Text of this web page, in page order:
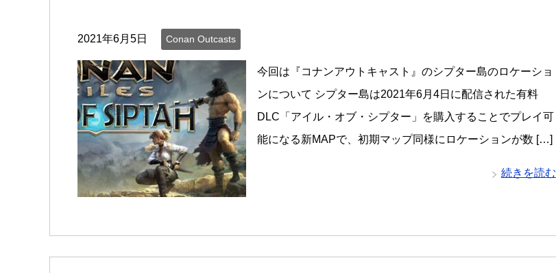
2021年6月5日 Conan Outcasts
今回は『コナンアウトキャスト』のシプター島のロケーショ
ンについて シプター島は2021年6月4日に配信された有料
DLC「アイル・オブ・シプター」を購入することでプレイ可
能になる新MAPで、初期マップ同様にロケーションが数 […]
続きを読む